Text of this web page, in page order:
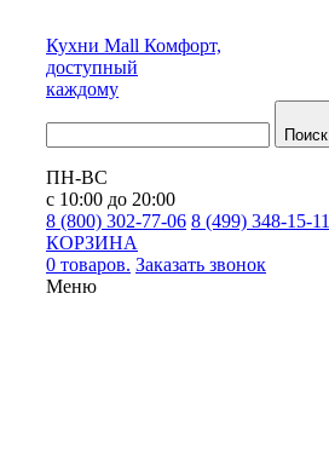
Кухни Mall Комфорт,
доступный
каждому
Поиск
ПН-ВС
с 10:00 до 20:00
8 (800) 302-77-06 8 (499) 348-15-11
КОРЗИНА
0 товаров. Заказать звонок
Меню